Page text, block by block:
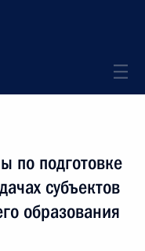
по подготовке
субъектов
образования